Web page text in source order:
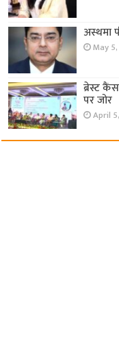
अस्थमा
May
ब्रेस्ट
पर जोर
April